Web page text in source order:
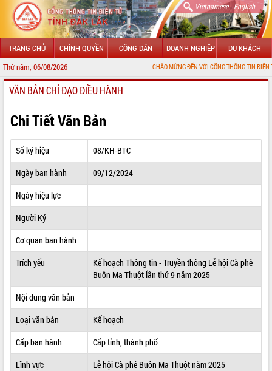
Vietnamese| English
TRANG CHỦ CHÍNH QUYỀN CÔNG DÂN DOANH NGHIỆP DU KHÁCH
Thứ năm, 06/08/2026 CHÀO MỪNG ĐẾN VỚI CỔNG THÔNG TIN ĐIỆN TỬ TỈNH
GIỚI THIỆU
LÃNH ĐẠO UBND TỈNH
TIN TỨC SỰ KIỆN
SỞ, BAN, NGÀNH
THÔNG TIN CHỈ ĐẠO ĐIỀU HÀNH
HỆ THỐNG VĂN BẢN
VĂN BẢN HĐND TỈNH
ĐIỂM TIN VĂN BẢN
VĂN BẢN CHỈ ĐẠO ĐIỀU HÀNH
Chi Tiết Văn Bản
Số ký hiệu
08/KH-BTC
Ngày ban hành
09/12/2024
Ngày hiệu lực
Người Ký
Cơ quan ban hành
Trích yếu
Kế hoạch Thông tin - Truyền thông Lễ hội Cà phê
Buôn Ma Thuột lần thứ 9 năm 2025
Nội dung văn bản
Loại văn bản
Kế hoạch
Cấp ban hành
Cấp tỉnh, thành phố
Lĩnh vực
Lễ hội Cà phê Buôn Ma Thuột năm 2025